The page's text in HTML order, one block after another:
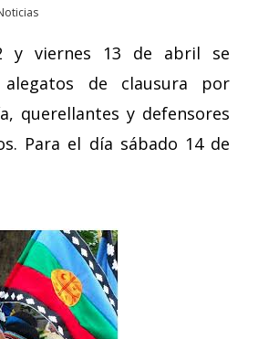
y viernes 13 de abril se
de clausura por
querellantes y defensores
Para el día sábado 14 de